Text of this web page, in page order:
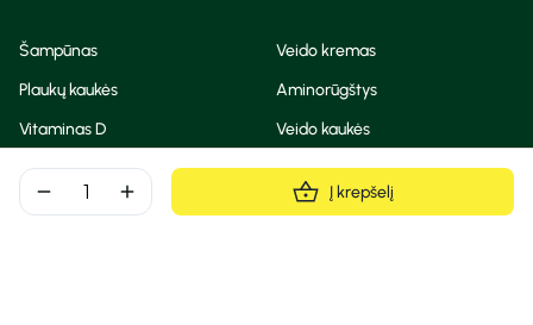
remove add Į krepšelį
Šampūnas
Veido kremas
Plaukų kaukės
Aminorūgštys
Vitaminas D
Veido kaukės
Korėjietiška kosmetika
Eteriniai aliejai
Dezodorantas
BB ir CC kremas